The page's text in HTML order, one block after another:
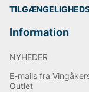
Information
NYHEDER
E-mails fra
Outlet